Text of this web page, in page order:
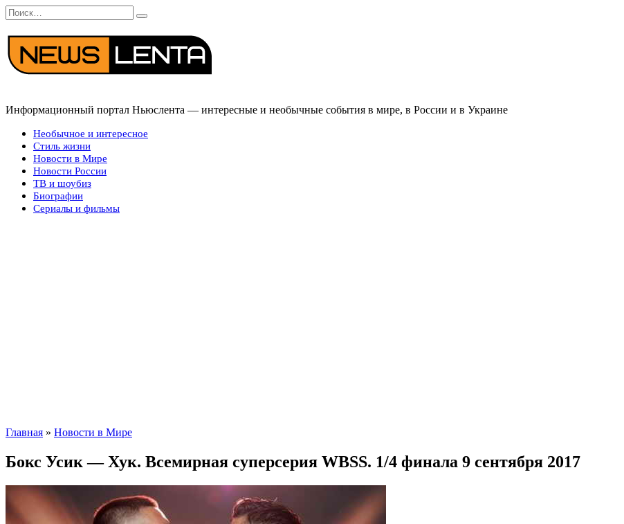
Перейти
к
содержанию
Search
for:
Информационный портал Ньюслента — интересные и необычные события в мире, в России и в Украине
Необычное и интересное
Стиль жизни
Новости в Мире
Новости России
ТВ и шоубиз
Биографии
Сериалы и фильмы
Главная » Новости в Мире
Бокс Усик — Хук. Всемирная суперсерия WBSS. 1/4 финала 9 сентября 2017